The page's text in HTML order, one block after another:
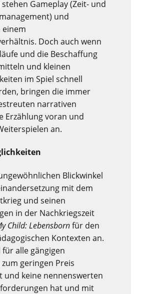
stehen Gameplay (Zeit- und
und
Doch auch wenn
und die Beschaffung
und kleinen
im Spiel schnell
bringen die immer
narrativen
Erzählung voran und
an.
Blickwinkel
mit dem
und seinen
in der Nachkriegszeit
Child: Lebensbornfür den
Kontexten an.
für alle gängigen
geringen Preis
und keine nennenswerten
hat und mit